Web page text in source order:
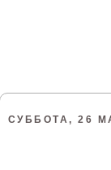
СУББОТА, 26